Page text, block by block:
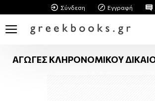
Σύνδεση Εγγραφή
ΑΓΩΓΕΣ ΚΛΗΡΟΝΟΜΙΚΟΥ